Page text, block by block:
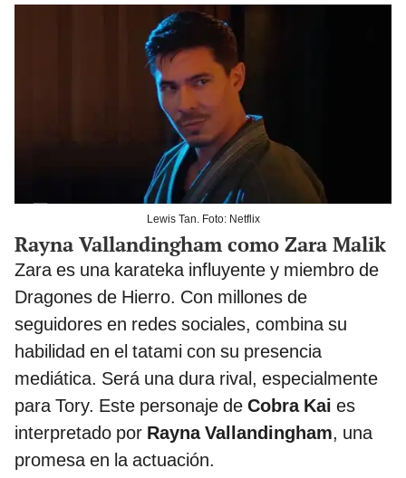
Lewis Tan. Foto: Netflix
Rayna Vallandingham como Zara Malik
Zara es una karateka influyente y miembro de
Dragones de Hierro. Con millones de
seguidores en redes sociales, combina su
habilidad en el tatami con su presencia
mediática. Será una dura rival, especialmente
para Tory. Este personaje de Cobra Kai es
interpretado por Rayna Vallandingham, una
promesa en la actuación.